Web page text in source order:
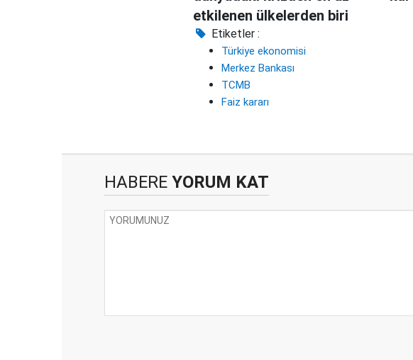
etkilenen ülkelerden biri
Etiketler :
Türkiye ekonomisi
Merkez Bankası
TCMB
Faiz kararı
HABERE YORUM KAT